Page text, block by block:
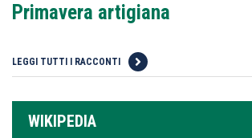
Primavera artigiana
LEGGI TUTTI I RACCONTI
WIKIPEDIA